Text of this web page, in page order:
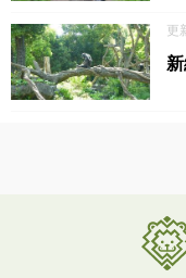
更